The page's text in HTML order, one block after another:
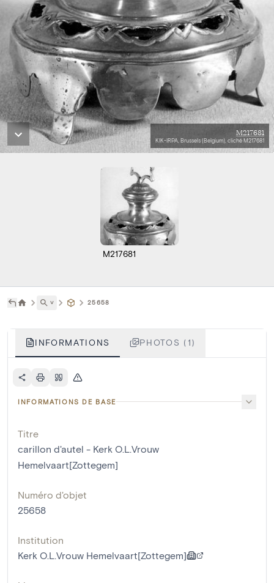
M217681
KIK-IRPA, Brussels (Belgium), cliché M217681
M217681
˅ 25658
INFORMATIONS PHOTOS (1)
INFORMATIONS DE BASE
Titre
carillon d'autel - Kerk O.L.Vrouw
Hemelvaart[Zottegem]
Numéro d'objet
25658
Institution
Kerk O.L.Vrouw Hemelvaart[Zottegem]